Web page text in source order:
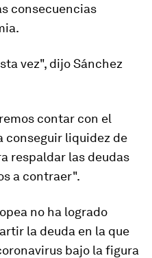
consecuencias
vez", dijo Sánchez
contar con el
conseguir liquidez de
respaldar las deudas
a contraer".
no ha logrado
la deuda en la que
bajo la figura